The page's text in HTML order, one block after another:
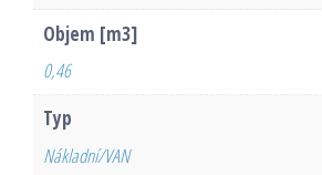
Objem [m3]
0,46
Typ
Nákladní/VAN